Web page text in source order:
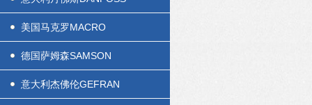
美国马克罗MACRO
德国萨姆森SAMSON
意大利杰佛伦GEFRAN